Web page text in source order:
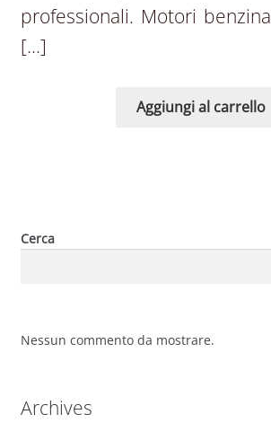
professionali. Motori
[…]
Aggiungi al carrello
Cerca
Nessun commento da mostrare.
Archives